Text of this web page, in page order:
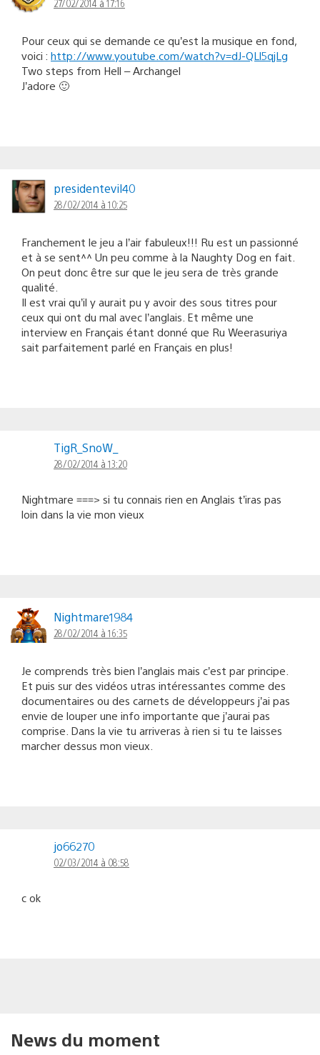
27/02/2014 à 17:16
Pour ceux qui se demande ce qu’est la musique en fond,
voici : http://www.youtube.com/watch?v=dJ-QLl5qjLg
Two steps from Hell – Archangel
J’adore 🙂
presidentevil40
28/02/2014 à 10:25
Franchement le jeu a l’air fabuleux!!! Ru est un passionné
et à se sent^^ Un peu comme à la Naughty Dog en fait.
On peut donc être sur que le jeu sera de très grande
qualité.
Il est vrai qu’il y aurait pu y avoir des sous titres pour
ceux qui ont du mal avec l’anglais. Et même une
interview en Français étant donné que Ru Weerasuriya
sait parfaitement parlé en Français en plus!
TigR_SnoW_
28/02/2014 à 13:20
Nightmare ===> si tu connais rien en Anglais t’iras pas
loin dans la vie mon vieux
Nightmare1984
28/02/2014 à 16:35
Je comprends très bien l’anglais mais c’est par principe.
Et puis sur des vidéos utras intéressantes comme des
documentaires ou des carnets de développeurs j’ai pas
envie de louper une info importante que j’aurai pas
comprise. Dans la vie tu arriveras à rien si tu te laisses
marcher dessus mon vieux.
jo66270
02/03/2014 à 08:58
c ok
News du moment